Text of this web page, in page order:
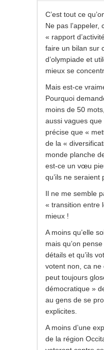
C’est tout ce
Ne pas l’appeler,
« rapport
faire un bilan sur
d’olympiade et
mieux se
Mais est-ce
Pourquoi
moins de 50
aussi vagues que
précise que «
de la «
monde planche
est-ce un vœu
qu’ils ne seraient
Il ne me semble
« transition entre
mieux !
A moins qu’elle
mais qu’on
détails et qu’ils
votent non, ca ne
peut toujours
démocratique »
au gens de se
explicites.
A moins d’une
de la région